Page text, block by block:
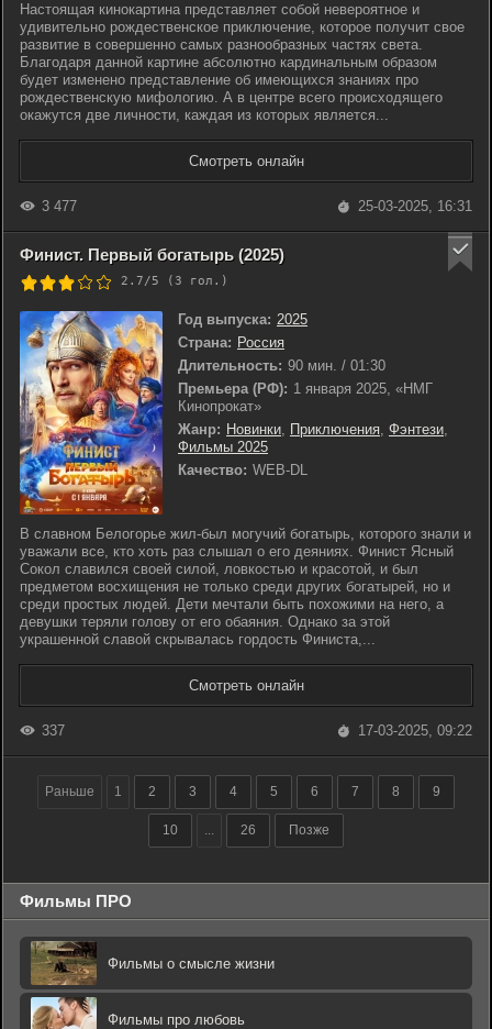
Настоящая кинокартина представляет собой невероятное и
удивительно рождественское приключение, которое получит свое
развитие в совершенно самых разнообразных частях света.
Благодаря данной картине абсолютно кардинальным образом
будет изменено представление об имеющихся знаниях про
рождественскую мифологию. А в центре всего происходящего
окажутся две личности, каждая из которых является...
Смотреть онлайн
3 477 25-03-2025, 16:31
Финист. Первый богатырь (2025)
2.7/5 (3 гол.)
Год выпуска: 2025
Страна: Россия
Длительность: 90 мин. / 01:30
Премьера (РФ): 1 января 2025, «НМГ
Кинопрокат»
Жанр: Новинки, Приключения, Фэнтези,
Фильмы 2025
Качество: WEB-DL
В славном Белогорье жил-был могучий богатырь, которого знали и
уважали все, кто хоть раз слышал о его деяниях. Финист Ясный
Сокол славился своей силой, ловкостью и красотой, и был
предметом восхищения не только среди других богатырей, но и
среди простых людей. Дети мечтали быть похожими на него, а
девушки теряли голову от его обаяния. Однако за этой
украшенной славой скрывалась гордость Финиста,...
Смотреть онлайн
337 17-03-2025, 09:22
Раньше 1 2 3 4 5 6 7 8 9
10 ... 26 Позже
Фильмы ПРО
Фильмы о смысле жизни
Фильмы про любовь